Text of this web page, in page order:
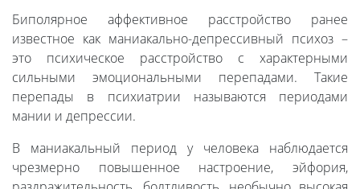
Биполярное аффективное расстройство ранее
известное как маниакально-депрессивный психоз –
это психическое расстройство с характерными
сильными эмоциональными перепадами. Такие
перепады в психиатрии называются периодами
мании и депрессии.
В маниакальный период у человека наблюдается
чрезмерно повышенное настроение, эйфория,